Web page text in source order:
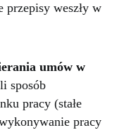
przepisy weszły w
umów w
sposób
pracy (stałe
pracy